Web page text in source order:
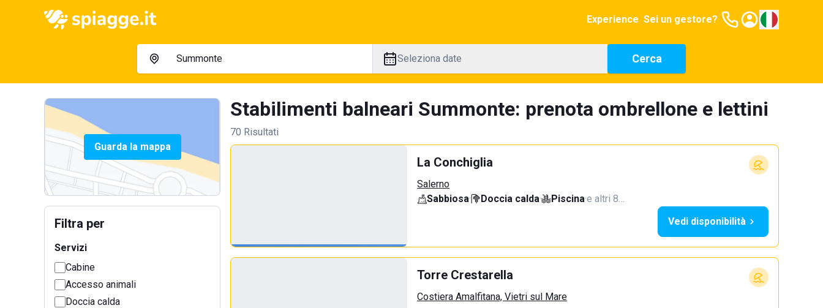
Experience Sei un gestore?
Seleziona date Cerca
Guarda la mappa
Filtra per
Servizi
Cabine
Accesso animali
Doccia calda
Stabilimenti balneari Summonte: prenota ombrellone e lettini
70 Risultati
La Conchiglia
Salerno
Sabbiosa· Doccia calda· Piscina·e altri 8…
Vedi disponibilità
Torre Crestarella
Costiera Amalfitana, Vietri sul Mare